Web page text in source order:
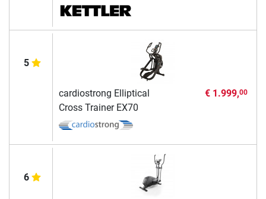
5
cardiostrong Elliptical
Cross Trainer EX70
€ 1.999,00
6